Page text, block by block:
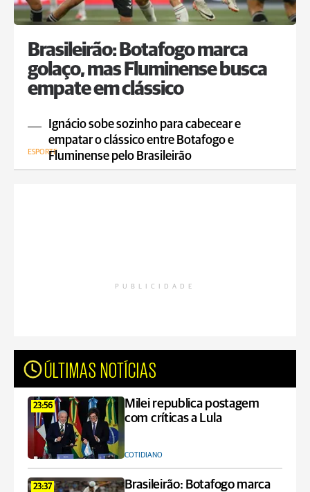
Brasileirão: Botafogo marca
golaço, mas Fluminense busca
empate em clássico
Ignácio sobe sozinho para cabecear e
empatar o clássico entre Botafogo e
Fluminense pelo Brasileirão
ESPORTE
PUBLICIDADE
ÚLTIMAS NOTÍCIAS
23:56
Milei republica postagem
com críticas a Lula
COTIDIANO
23:37
Brasileirão: Botafogo marca